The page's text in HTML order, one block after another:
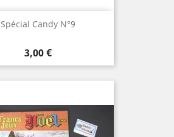
Spécial Candy N°9
Prix
3,00 €